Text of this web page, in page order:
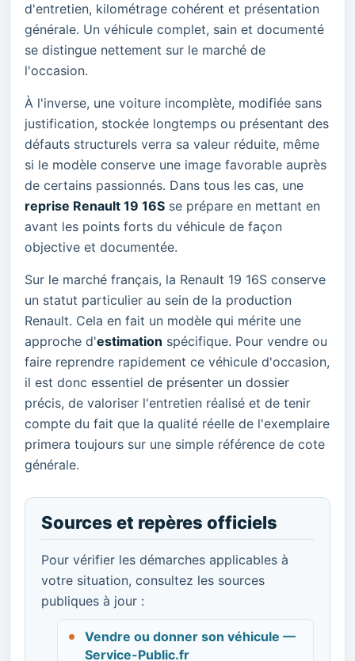
d'entretien, kilométrage cohérent et présentation
générale. Un véhicule complet, sain et documenté
se distingue nettement sur le marché de
l'occasion.
À l'inverse, une voiture incomplète, modifiée sans
justification, stockée longtemps ou présentant des
défauts structurels verra sa valeur réduite, même
si le modèle conserve une image favorable auprès
de certains passionnés. Dans tous les cas, une
reprise Renault 19 16S se prépare en mettant en
avant les points forts du véhicule de façon
objective et documentée.
Sur le marché français, la Renault 19 16S conserve
un statut particulier au sein de la production
Renault. Cela en fait un modèle qui mérite une
approche d'estimation spécifique. Pour vendre ou
faire reprendre rapidement ce véhicule d'occasion,
il est donc essentiel de présenter un dossier
précis, de valoriser l'entretien réalisé et de tenir
compte du fait que la qualité réelle de l'exemplaire
primera toujours sur une simple référence de cote
générale.
Sources et repères officiels
Pour vérifier les démarches applicables à
votre situation, consultez les sources
publiques à jour :
Vendre ou donner son véhicule —
Service-Public.fr